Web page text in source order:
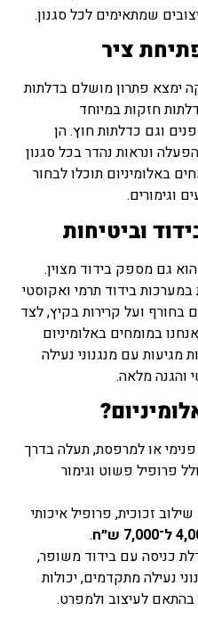
שמתאימים לכל סגנון.
ציר
פתרון מושלם בדלתות
חזקות במיוחד
וגם כדלתות חוץ. הן
ונראות נהדר בכל סגנון
באלומיניום תוכלו לבחור
וביטיחות
גם מספק בידוד מצוין.
בידוד תרמי ואקוסטי
ועל קרירות בקיץ, לצד
במומחים באלומיניום
עם מנגנוני נעילה
מלאה.
או למרפסת, תעלה בדרך
פשוט וגימור
זכוכית, פרופיל איכותי
.
כניסה עם בידוד משופר,
נעילה מתקדמים, יכולות
לעיצוב ולמפרט.